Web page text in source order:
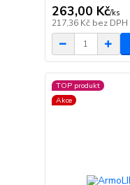
263,00 Kč/ks
217,36 Kč bez DPH
TOP produkt
Akce